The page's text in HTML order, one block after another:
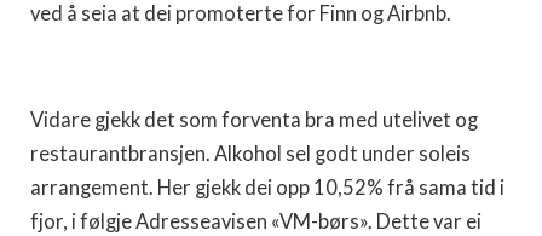
ved å seia at dei promoterte for Finn og Airbnb.
Vidare gjekk det som forventa bra med utelivet og
restaurantbransjen. Alkohol sel godt under soleis
arrangement. Her gjekk dei opp 10,52% frå sama tid i
fjor, i følgje Adresseavisen «VM-børs». Dette var ei